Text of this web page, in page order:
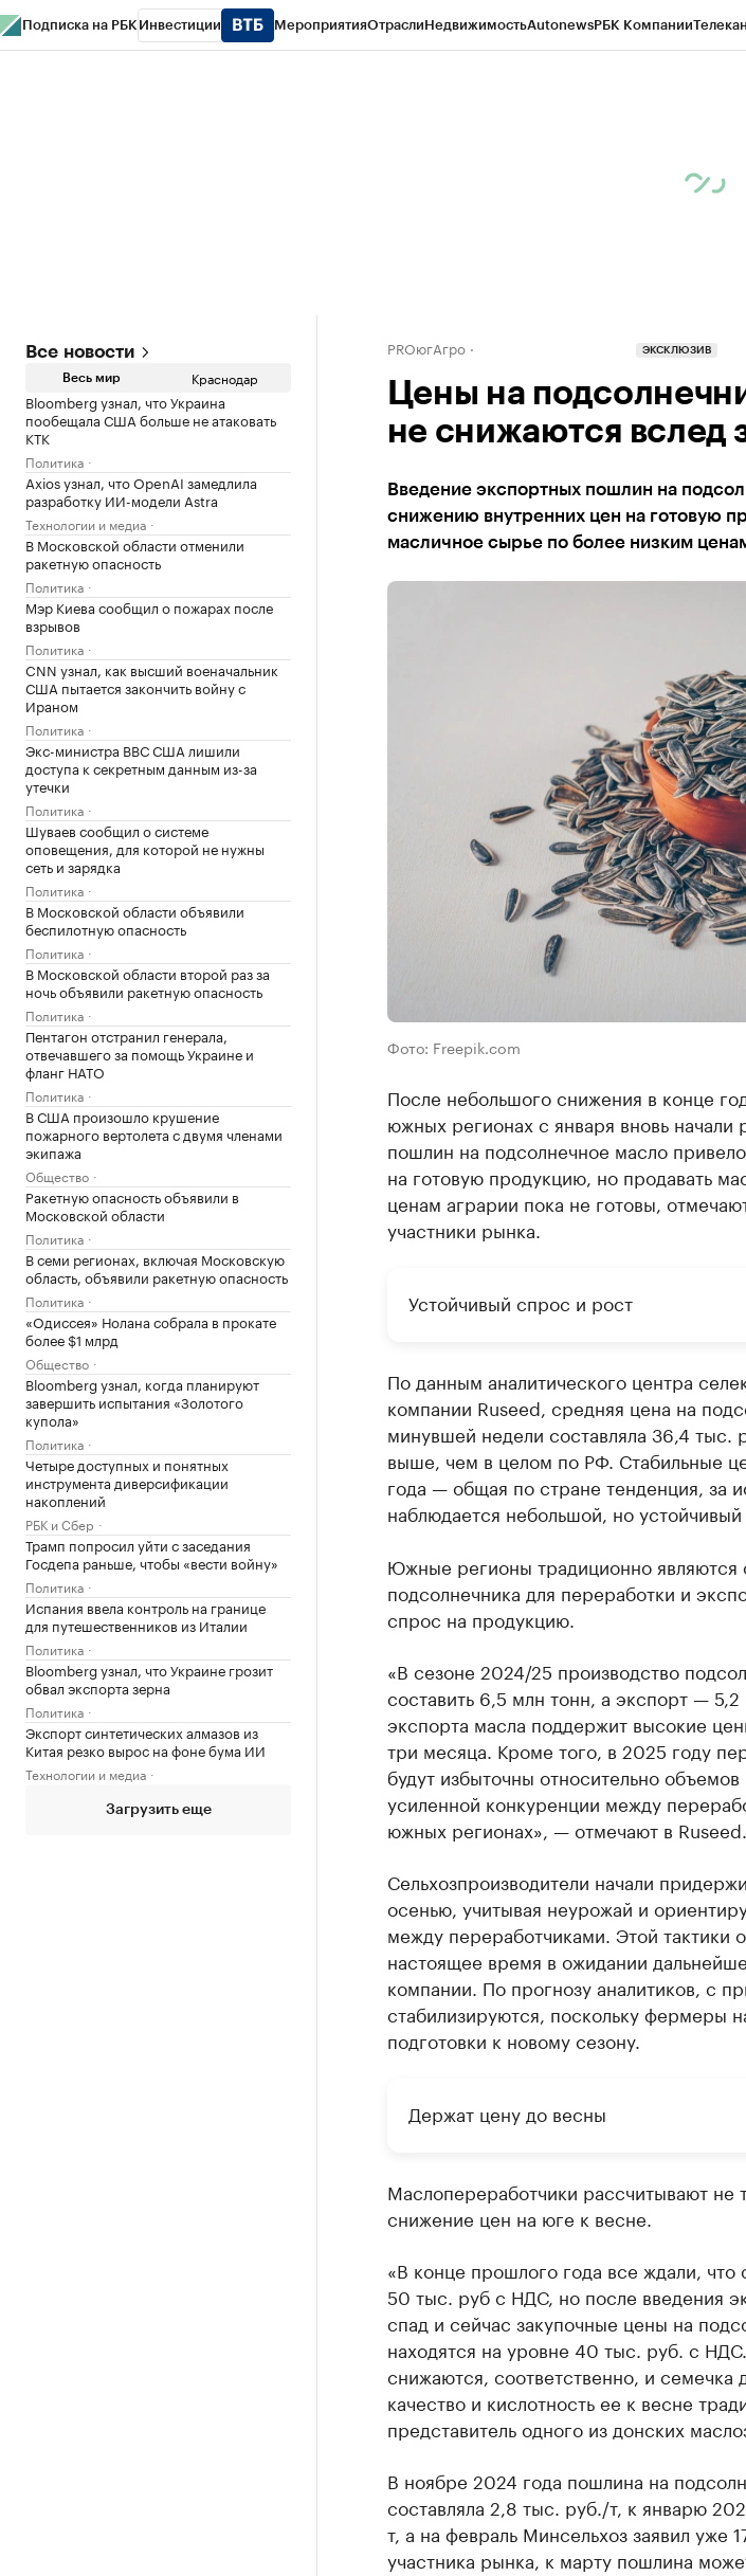
Подписка на РБК Инвестиции МероприятияОтраслиНедвижимостьAutonewsРБК Компании
Все новости
Весь мир Краснодар
Bloomberg узнал, что Украина
пообещала США больше не атаковать
КТК
Политика
Axios узнал, что OpenAI замедлила
разработку ИИ-модели Astra
Технологии и медиа
В Московской области отменили
ракетную опасность
Политика
Мэр Киева сообщил о пожарах после
взрывов
Политика
CNN узнал, как высший военачальник
США пытается закончить войну с
Ираном
Политика
Экс-министра ВВС США лишили
доступа к секретным данным из-за
утечки
Политика
Шуваев сообщил о системе
оповещения, для которой не нужны
сеть и зарядка
Политика
В Московской области объявили
беспилотную опасность
Политика
В Московской области второй раз за
ночь объявили ракетную опасность
Политика
Пентагон отстранил генерала,
отвечавшего за помощь Украине и
фланг НАТО
Политика
В США произошло крушение
пожарного вертолета с двумя членами
экипажа
Общество
Ракетную опасность объявили в
Московской области
Политика
В семи регионах, включая Московскую
область, объявили ракетную опасность
Политика
«Одиссея» Нолана собрала в прокате
более $1 млрд
Общество
Bloomberg узнал, когда планируют
завершить испытания «Золотого
купола»
Политика
Четыре доступных и понятных
инструмента диверсификации
накоплений
РБК и Сбер
Трамп попросил уйти с заседания
Госдепа раньше, чтобы «вести войну»
Политика
Испания ввела контроль на границе
для путешественников из Италии
Политика
Bloomberg узнал, что Украине грозит
обвал экспорта зерна
Политика
Экспорт синтетических алмазов из
Китая резко вырос на фоне бума ИИ
Технологии и медиа
Загрузить еще
PROюгАгро ЭКСКЛЮЗИВ
Цены на
не снижаются вслед
Введение экспортных пошлин на
снижению внутренних цен на готовую
масличное сырье по более низким
Фото: Freepik.com
После небольшого снижения в конце
южных регионах с января вновь начали
пошлин на подсолнечное масло
на готовую продукцию, но продавать
ценам аграрии пока не готовы,
участники рынка.
Устойчивый спрос и рост
По данным аналитического центра
компании Ruseed, средняя цена на
минувшей недели составляла 36,4 тыс.
выше, чем в целом по РФ. Стабильные
года — общая по стране тенденция, за
наблюдается небольшой, но
Южные регионы традиционно являются
подсолнечника для переработки и
спрос на продукцию.
«В сезоне 2024/25 производство
составить 6,5 млн тонн, а экспорт —
экспорта масла поддержит высокие
три месяца. Кроме того, в 2025 году
будут избыточны относительно
усиленной конкуренции между
южных регионах», — отмечают в Ruseed.
Сельхозпроизводители начали
осенью, учитывая неурожай и
между переработчиками. Этой тактики
настоящее время в ожидании
компании. По прогнозу аналитиков, с
стабилизируются, поскольку фермеры
подготовки к новому сезону.
Держат цену до весны
Маслопереработчики рассчитывают не
снижение цен на юге к весне.
«В конце прошлого года все ждали, что
50 тыс. руб с НДС, но после введения
спад и сейчас закупочные цены на
находятся на уровне 40 тыс. руб. с
снижаются, соответственно, и семечка
качество и кислотность ее к весне
представитель одного из донских
В ноябре 2024 года пошлина на
составляла 2,8 тыс. руб./т, к январю
т, а на февраль Минсельхоз заявил уже
участника рынка, к марту пошлина